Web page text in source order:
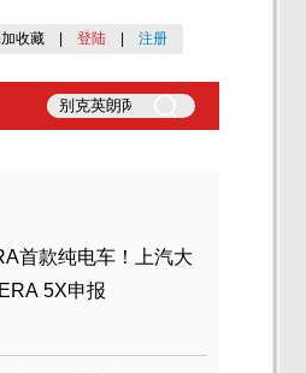
收藏 登陆 注册
首款纯电车！上汽大
5X申报